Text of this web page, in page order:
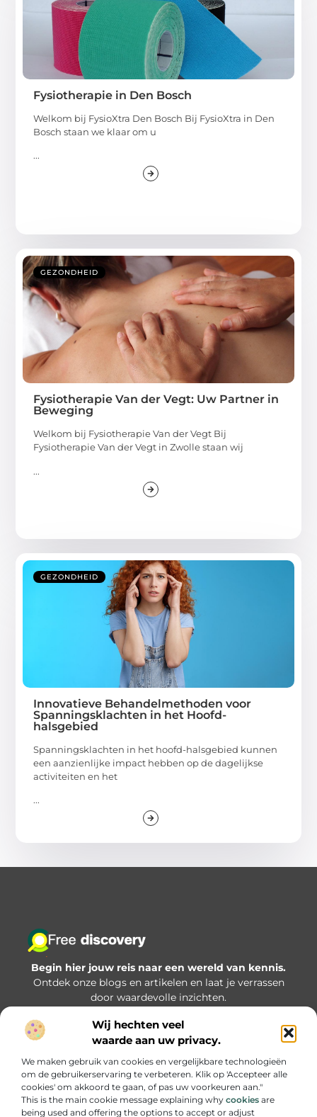
Wij hechten veel
waarde aan uw privacy.
We maken gebruik van cookies en vergelijkbare technologieën
om de gebruikerservaring te verbeteren. Klik op 'Accepteer alle
cookies' om akkoord te gaan, of pas uw voorkeuren aan."
This is the main cookie message explaining why cookies are
being used and offering the options to accept or adjust
Fysiotherapie in Den Bosch
Welkom bij FysioXtra Den Bosch Bij FysioXtra in Den
Bosch staan we klaar om u
...
GEZONDHEID
Fysiotherapie Van der Vegt: Uw Partner in
Beweging
Welkom bij Fysiotherapie Van der Vegt Bij
Fysiotherapie Van der Vegt in Zwolle staan wij
...
GEZONDHEID
Innovatieve Behandelmethoden voor
Spanningsklachten in het Hoofd-
halsgebied
Spanningsklachten in het hoofd-halsgebied kunnen
een aanzienlijke impact hebben op de dagelijkse
activiteiten en het
...
Begin hier jouw reis naar een wereld van kennis.
Ontdek onze blogs en artikelen en laat je verrassen
door waardevolle inzichten.
Bericht categorie
Onze informatie